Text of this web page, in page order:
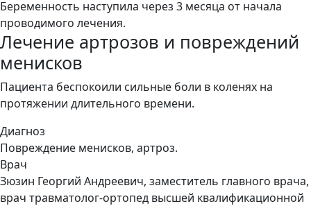
Беременность наступила через 3 месяца от начала
проводимого лечения.
Лечение артрозов и повреждений
менисков
Пациента беспокоили сильные боли в коленях на
протяжении длительного времени.
Диагноз
Повреждение менисков, артроз.
Врач
Зюзин Георгий Андреевич, заместитель главного врача,
врач травматолог-ортопед высшей квалификационной